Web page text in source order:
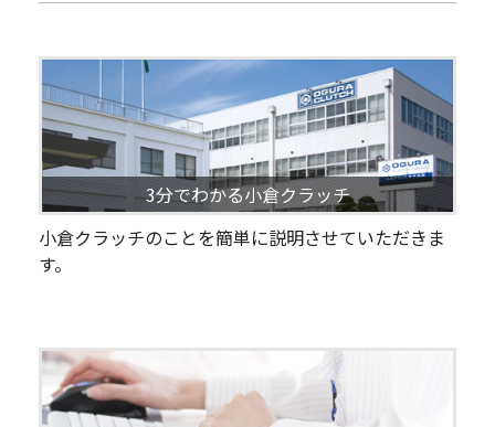
3分でわかる小倉クラッチ
小倉クラッチのことを簡単に説明させていただきま
す。